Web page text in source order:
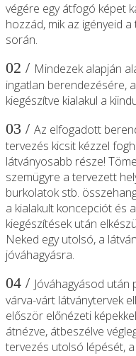
végére egy átfogó képet
hozzád, mik az igényeid
során.
02 / Mindezek alapján
ingatlan berendezésére,
kiegészítve kialakul a
03 / Az elfogadott
tervezés kicsit kézzel
látványosabb része!
szemügyre a tervezett
burkolatok stb.
a kialakult koncepciót és
kiegészítések után
Neked egy utolsó, a
jóváhagyásra.
04 / Jóváhagyásod után
várva-várt látványtervek
először előnézeti
átnézve, átbeszélve
tervezés utolsó lépését,